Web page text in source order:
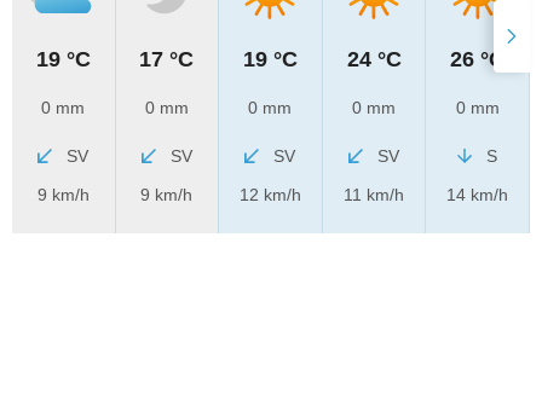
19 °C
0 mm
SV
9 km/h
17 °C
0 mm
SV
9 km/h
19 °C
0 mm
SV
12 km/h
24 °C
0 mm
SV
11 km/h
26 °C
0 mm
S
14 km/h